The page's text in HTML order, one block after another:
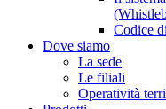
Codice
Dove siamo
La sede
Le filiali
Operatività